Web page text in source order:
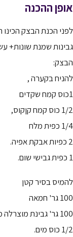
אופן ההכנה
לפני הכנת הבצק
גבינות שמנת שונות+
הבצק:
להניח בקערה ,
1כוס קמח שקדים
1/2 כוס קמח קןקוס,
1/4 כפית מלח
2 כפיות אבקת אפיה.
1 כפית גבישי שום.
להמיס בסיר קטן
100 גר' חמאה
100 גר' גבינת מוצרלה מגורדת
1/2 כוס מים.